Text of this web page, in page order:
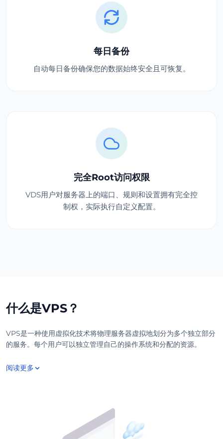
每日备份
自动每日备份确保您的数据始终安全且可恢复。
完全Root访问权限
VDS用户对服务器上的端口、规则和设置拥有完全控
制权，实际执行自定义配置。
什么是VPS？
VPS是一种使用虚拟化技术将物理服务器虚拟地划分为多个独立部分
的服务。每个用户可以独立管理自己的操作系统和分配的资源。
阅读更多